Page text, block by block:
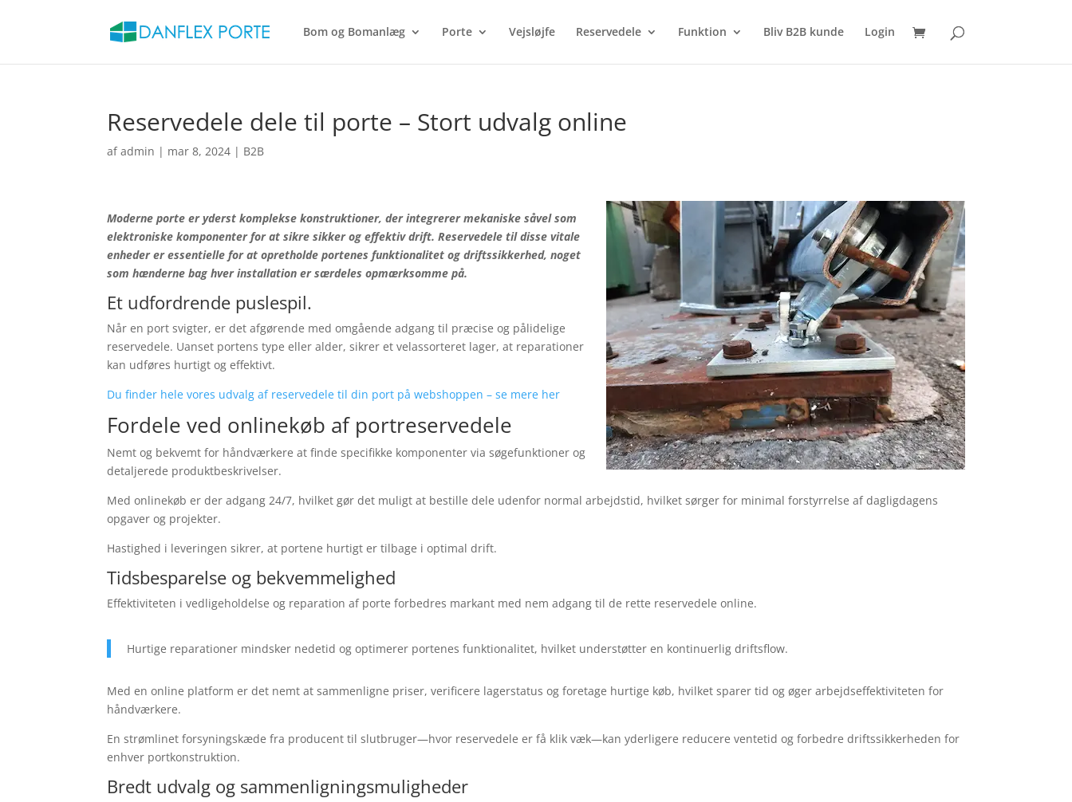
Bom og Bomanlæg Porte Vejsløjfe Reservedele Funktion Bliv B2B kunde Login
Reservedele dele til porte – Stort udvalg online
afadmin | mar 8, 2024 | B2B
Moderne porte er yderst komplekse konstruktioner, der integrerer mekaniske såvel som
elektroniske komponenter for at sikre sikker og effektiv drift. Reservedele til disse vitale
enheder er essentielle for at opretholde portenes funktionalitet og driftssikkerhed, noget
som hænderne bag hver installation er særdeles opmærksomme på.
Et udfordrende puslespil.
Når en port svigter, er det afgørende med omgående adgang til præcise og pålidelige
reservedele. Uanset portens type eller alder, sikrer et velassorteret lager, at reparationer
kan udføres hurtigt og effektivt.
Du finder hele vores udvalg af reservedele til din port på webshoppen – se mere her
Fordele ved onlinekøb af portreservedele
Nemt og bekvemt for håndværkere at finde specifikke komponenter via søgefunktioner og
detaljerede produktbeskrivelser.
Med onlinekøb er der adgang 24/7, hvilket gør det muligt at bestille dele udenfor normal arbejdstid, hvilket sørger for minimal forstyrrelse af dagligdagens
opgaver og projekter.
Hastighed i leveringen sikrer, at portene hurtigt er tilbage i optimal drift.
Tidsbesparelse og bekvemmelighed
Effektiviteten i vedligeholdelse og reparation af porte forbedres markant med nem adgang til de rette reservedele online.
Hurtige reparationer mindsker nedetid og optimerer portenes funktionalitet, hvilket understøtter en kontinuerlig driftsflow.
Med en online platform er det nemt at sammenligne priser, verificere lagerstatus og foretage hurtige køb, hvilket sparer tid og øger arbejdseffektiviteten for
håndværkere.
En strømlinet forsyningskæde fra producent til slutbruger—hvor reservedele er få klik væk—kan yderligere reducere ventetid og forbedre driftssikkerheden for
enhver portkonstruktion.
Bredt udvalg og sammenligningsmuligheder